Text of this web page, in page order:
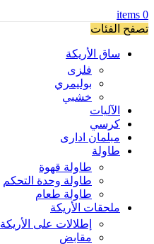
0
items
تصفح الفئات
ساق الأريكة
فلزی
بوليمري
خشبي
الآليات
كرسي
مبلمان اداری
طاولة
طاولة قهوة
طاولة وحدة التحكم
طاولة طعام
ملحقات الأريكة
إطلالات على الأريكة
مقابض